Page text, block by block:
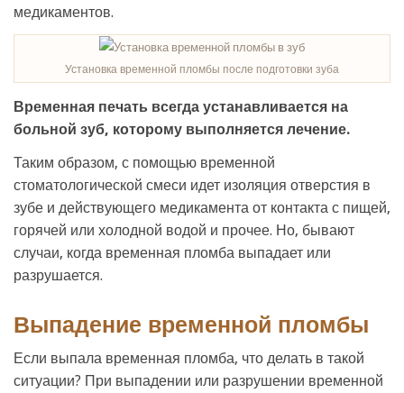
медикаментов.
Установка временной пломбы после подготовки зуба
Временная печать всегда устанавливается на
больной зуб, которому выполняется лечение.
Таким образом, с помощью временной
стоматологической смеси идет изоляция отверстия в
зубе и действующего медикамента от контакта с пищей,
горячей или холодной водой и прочее. Но, бывают
случаи, когда временная пломба выпадает или
разрушается.
Выпадение временной пломбы
Если выпала временная пломба, что делать в такой
ситуации? При выпадении или разрушении временной